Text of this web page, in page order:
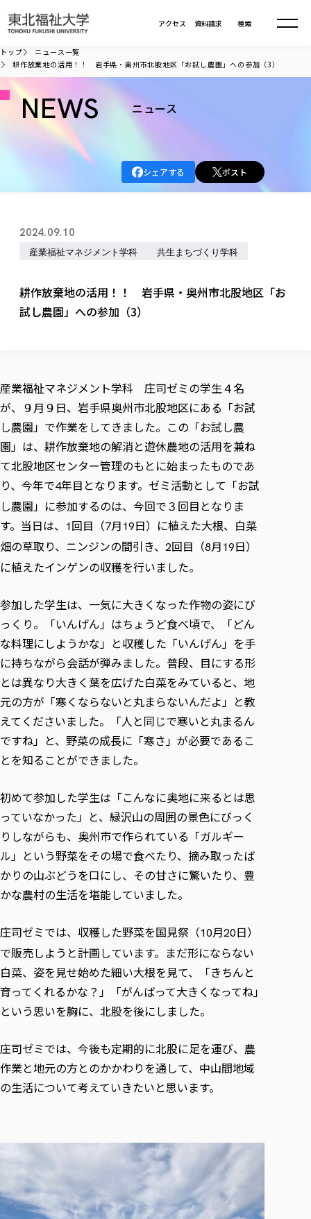
資料請求
アクセス 検索
大学について
建学の精神・教育の理念
学長室の窓
各種方針
大学の歩み
学則
校歌の歴史
教職員募集
役員・評議員一覧
キャンパス案内
大学の取り組み
大学の取り組み
社会連携・研究
カリキュラム編成ガイドライン
研究活動における不正行為の防止等に関する対応
大学広報誌「TFU Newsletter 東北福祉大学通信」
初年次教育（リエゾンゼミⅠ）について
リエゾンゼミ・ナビ（テキスト等）
お役立ち情報（リンク集）
放射線モニタリング測定結果（国見キャンパス）
情報公開
寄附行為
事業計画／財務・事業報告
大学評価
IR情報
学校教育法施行規則第172条の2に基づく情報公開
教職課程における情報の公表
学部・学科等設置計画履行状況報告書
情報公開規程
学部・大学院
学部・大学院TOP
総合福祉学部
社会福祉学科
福祉行政学科
共生まちづくり学部
共生まちづくり学科
教育学部
健康科学部
リハビリテーション学科
医療経営管理学科
情報福祉マネジメント学科
仏教専修科
大学院
大学院
総合福祉学研究科 社会福祉学専攻 修士課程
総合福祉学研究科 社会福祉学専攻 博士課程
総合福祉学研究科 福祉心理学専攻 修士課程
教育学研究科 教育学専攻 修士課程
通信教育部
通信教育部
通信制大学院 総合福祉学研究科 社会福祉学専攻 修士課程
通信制大学院 総合福祉学研究科 福祉心理学専攻 修士課程
カリキュラム（学部・大学院）
その他の就学機会
学びの特徴
学びの特徴
ICT教育
初年次教育（リエゾンゼミⅠ）
実学臨床教育（総合福祉学部のみ履修可能）
教育実践活動（教育学科学生のみ受講可能）
禅のこころ
教員紹介・業績
学びのサポート
学びのサポート
学費（学部学科）
授業料減免・奨学金等
宿舎の紹介
学生生活サポート
学生自主活動支援
社会人学生の育児支援（一時預かり）
学生総合補償制度
スポーツ傷害保険
入学試験
デジタルパンフ
進路・就職 TOP
就職状況
東北福祉大学のキャリアサポート
進路・就職支援
東北福祉大学のキャリア教育
採用ご担当者様へ
採用ご担当者様へ
センター長の挨拶
求人の受付について
単独学内説明会のご案内
在学生の方
在学生の方
資格取得報奨制度について
東北福祉大学求人・インターンシップ検索サイト（キャリタス
卒業生の方
卒業生の方
卒業後のキャリア支援体制
在学生による訪問、情報提供へのご協力のお願い
卒業生アンケート
よくあるご質問
東北福祉大学のDNA
課外活動
課外活動 TOP
大学指定団体紹介
国際交流
交換留学生 Exchange students
海外留学・研修
外国人在学生
Prospective Students
学生支援センター国際交流の活動
スタッフ紹介
ニュース一覧
社会連携・研究 TOP
東北福祉大学の研究活動
東北福祉大学の研究活動
東北福祉大学の研究紹介
東北福祉大学の紀要・リポジトリ
東北福祉大学の紀要・リポジトリ
研究紀要
教職研究
東北福祉大学教育・教職センター特別支援教育研究年報一覧
芹沢銈介美術工芸館年報
東北福祉大学機関リポジトリ
東北福祉大学オープンアクセス方針
産学・産学官連携
産学・産学官連携
「高齢者のフレイル予防及びデジタルデバイド解消に向けた産
高齢者施設特化型モジュラー車いす開発
社会貢献・地域連携活動
社会貢献・地域連携活動
社会貢献・地域連携活動報告書
各種社会貢献活動の窓口
伝承講座「311『伝える／備える』次世代塾」
JICA草の根技術協力事業
被災地の子ども支援活動
生涯学習・社会人講座
自治体・団体等との主な協定
自治体・団体等との主な協定
研究所について
研究者のご紹介
生涯教育・キャリア教育
生涯教育・キャリア教育TOP
生涯学習・社会人講座
月例TFU実学臨床研究セミナー
特別支援教育研究室
TFU教育フォーラム
関連法人
取材について
施設利用
同窓会
学内ポータルシステム
Universal Passport
トップ
ニュース一覧
耕作放棄地の活用！！ 岩手県・奥州市北股地区「お試し農園」への参加（3）
NEWS ニュース
シェアする ポスト
2024.09.10
産業福祉マネジメント学科 共生まちづくり学科
耕作放棄地の活用！！ 岩手県・奥州市北股地区「お
試し農園」への参加（3）
産業福祉マネジメント学科 庄司ゼミの学生４名
が、９月９日、岩手県奥州市北股地区にある「お試
し農園」で作業をしてきました。この「お試し農
園」は、耕作放棄地の解消と遊休農地の活用を兼ね
て北股地区センター管理のもとに始まったものであ
り、今年で4年目となります。ゼミ活動として「お試
し農園」に参加するのは、今回で３回目となりま
す。当日は、 1回目（7月19日）に植えた大根、白菜
畑の草取り、ニンジンの間引き、 2回目（8月19日）
に植えたインゲンの収穫を行いました。
参加した学生は、一気に大きくなった作物の姿にび
っくり。「いんげん」はちょうど食べ頃で、「どん
な料理にしようかな」と収穫した「いんげん」を手
に持ちながら会話が弾みました。普段、目にする形
とは異なり大きく葉を広げた白菜をみていると、地
元の方が「寒くならないと丸まらないんだよ」と教
えてくださいました。「人と同じで寒いと丸まるん
ですね」と、野菜の成長に「寒さ」が必要であるこ
とを知ることができました。
初めて参加した学生は「こんなに奥地に来るとは思
っていなかった」と、緑沢山の周囲の景色にびっく
りしながらも、奥州市で作られている「ガルギー
ル」という野菜をその場で食べたり、摘み取ったば
かりの山ぶどうを口にし、その甘さに驚いたり、豊
かな農村の生活を堪能していました。
庄司ゼミでは、収穫した野菜を国見祭（10月20日）
で販売しようと計画しています。まだ形にならない
白菜、姿を見せ始めた細い大根を見て、「きちんと
育ってくれるかな？」「がんばって大きくなってね」
という思いを胸に、北股を後にしました。
庄司ゼミでは、今後も定期的に北股に足を運び、農
作業と地元の方とのかかわりを通して、中山間地域
の生活について考えていきたいと思います。